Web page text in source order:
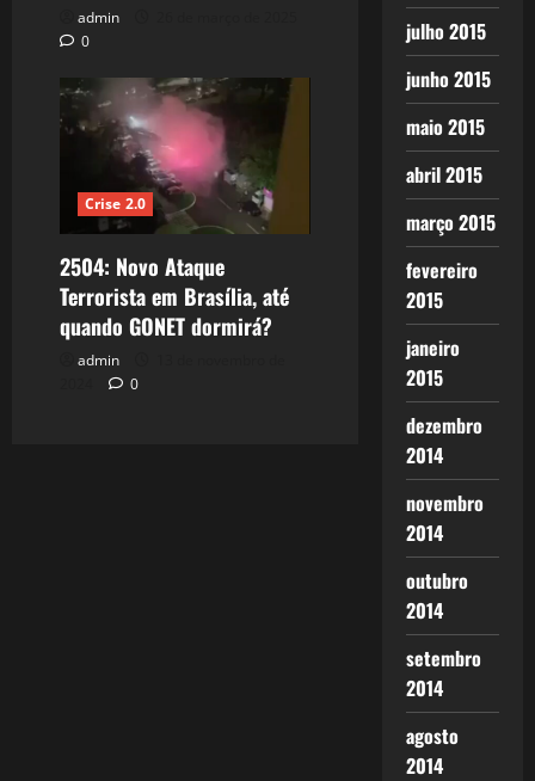
admin
0
Crise 2.0
2504: Novo Ataque
Terrorista em Brasília, até
quando GONET dormirá?
admin
0
julho 2015
junho 2015
maio 2015
abril 2015
março 2015
fevereiro
2015
janeiro
2015
dezembro
2014
novembro
2014
outubro
2014
setembro
2014
agosto
2014